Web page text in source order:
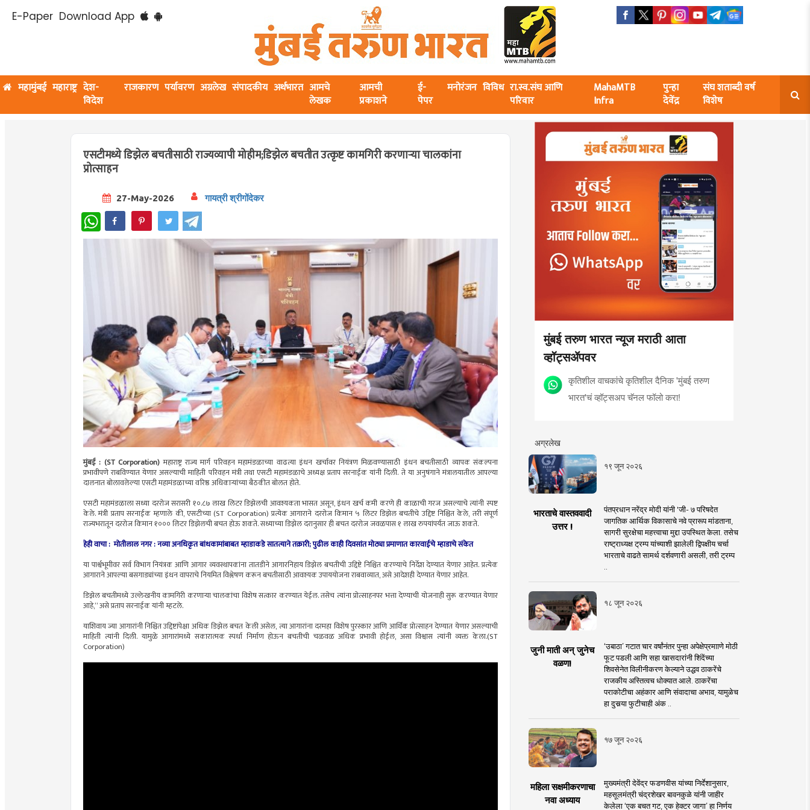
E-Paper Download App
महामुंबई महाराष्ट्र देश-
विदेश
राजकारण पर्यावरण अग्रलेख संपादकीय अर्थभारत आमचे
लेखक
आमची
प्रकाशने
ई-
पेपर
मनोरंजन विविध रा.स्व.संघ आणि
परिवार
MahaMTB
Infra
पुन्हा
देवेंद्र
संघ शताब्दी वर्ष
विशेष
एसटीमध्ये डिझेल बचतीसाठी राज्यव्यापी मोहीम;डिझेल बचतीत उत्कृष्ट कामगिरी करणाऱ्या चालकांना
प्रोत्साहन
27-May-2026 गायत्री श्रीगोंदेकर
WhatsApp
मुंबई : (ST Corporation) महाराष्ट्र राज्य मार्ग परिवहन महामंडळाच्या वाढत्या इंधन खर्चावर नियंत्रण मिळवण्यासाठी इंधन बचतीसाठी व्यापक संकल्पना
प्रभावीपणे राबविण्यात येणार असल्याची माहिती परिवहन मंत्री तथा एसटी महामंडळाचे अध्यक्ष प्रताप सरनाईक यांनी दिली. ते या अनुषंगाने मंत्रालयातील आपल्या
दालनात बोलावलेल्या एसटी महामंडळाच्या वरिष्ठ अधिकाऱ्यांच्या बैठकीत बोलत होते.
एसटी महामंडळाला सध्या दररोज सरासरी १०.८७ लाख लिटर डिझेलची आवश्यकता भासत असून, इंधन खर्च कमी करणे ही काळाची गरज असल्याचे त्यांनी स्पष्ट
केले. मंत्री प्रताप सरनाईक म्हणाले की, एसटीच्या (ST Corporation) प्रत्येक आगाराने दररोज किमान ५ लिटर डिझेल बचतीचे उद्दिष्ट निश्चित केले, तरी संपूर्ण
राज्यभरातून दररोज किमान १००० लिटर डिझेलची बचत होऊ शकते. सध्याच्या डिझेल दरानुसार ही बचत दररोज जवळपास १ लाख रुपयांपर्यंत जाऊ शकते.
हेही वाचा : मोतीलाल नगर : नव्या अनधिकृत बांधकामांबाबत म्हाडाकडे सातत्याने तक्रारी; पुढील काही दिवसांत मोठ्या प्रमाणात कारवाईचे म्हाडाचे संकेत
या पार्श्वभूमीवर सर्व विभाग नियंत्रक आणि आगार व्यवस्थापकांना तातडीने आगारनिहाय डिझेल बचतीची उद्दिष्टे निश्चित करण्याचे निर्देश देण्यात येणार आहेत. प्रत्येक
आगाराने आपल्या बसगाड्यांच्या इंधन वापराचे नियमित विश्लेषण करून बचतीसाठी आवश्यक उपाययोजना राबवाव्यात, असे आदेशही देण्यात येणार आहेत.
डिझेल बचतीमध्ये उल्लेखनीय कामगिरी करणाऱ्या चालकांचा विशेष सत्कार करण्यात येईल. तसेच त्यांना प्रोत्साहनपर भत्ता देण्याची योजनाही सुरू करण्यात येणार
आहे,” असे प्रताप सरनाईक यांनी म्हटले.
याशिवाय ज्या आगारांनी निश्चित उद्दिष्टांपेक्षा अधिक डिझेल बचत केली असेल, त्या आगारांना दरमहा विशेष पुरस्कार आणि आर्थिक प्रोत्साहन देण्यात येणार असल्याची
माहिती त्यांनी दिली. यामुळे आगारांमध्ये सकारात्मक स्पर्धा निर्माण होऊन बचतीची चळवळ अधिक प्रभावी होईल, असा विश्वास त्यांनी व्यक्त केला.(ST
Corporation)
मुंबई तरुण भारत न्यूज मराठी आता
व्हॉट्सॲपवर
कृतिशील वाचकांचे कृतिशील दैनिक 'मुंबई तरुण
भारत'चं व्हॉट्सअप चॅनल फॉलो करा!
अग्रलेख
१९ जून २०२६
भारताचे वास्तववादी
उत्तर !
पंतप्रधान नरेंद्र मोदी यांनी 'जी- ७ परिषदेत
जागतिक आर्थिक विकासाचे नवे प्रारूप मांडताना,
सागरी सुरक्षेचा महत्त्वाचा मुद्दा उपस्थित केला. तसेच
राष्ट्राध्यक्ष ट्रम्प यांच्याशी झालेली द्विपक्षीय चर्चा
भारताचे वाढते सामर्थ दर्शवणारी असली, तरी ट्रम्प
१८ जून २०२६
जुनी माती अन् जुनेच
वळण!
‘उबाठा’ गटात चार वर्षांनंतर पुन्हा अपेक्षेप्रमााणे मोठी
फूट पडली आणि सहा खासदारांनी शिंदेंच्या
शिवसेनेत विलीनीकरण केल्याने उद्धव ठाकरेंचे
राजकीय अस्तित्वच धोक्यात आले. ठाकरेंचा
पराकोटीचा अहंकार आणि संवादाचा अभाव, यामुळेच
हा दुसर्‍या फुटीचाही अंक ..
१७ जून २०२६
महिला सक्षमीकरणाचा
नवा अध्याय
मुख्यमंत्री देवेंद्र फडणवीस यांच्या निर्देशानुसार,
महसूलमंत्री चंद्रशेखर बावनकुळे यांनी जाहीर
केलेला ‘एक बचत गट, एक हेक्टर जागा’ हा निर्णय